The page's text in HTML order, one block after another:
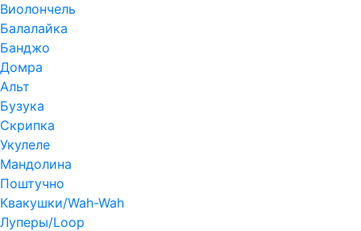
Виолончель
Балалайка
Банджо
Домра
Альт
Бузука
Скрипка
Укулеле
Мандолина
Поштучно
Квакушки/Wah-Wah
Луперы/Loop